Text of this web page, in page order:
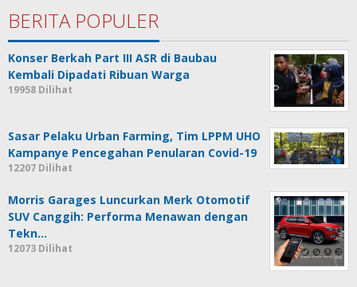
BERITA POPULER
Konser Berkah Part III ASR di Baubau
Kembali Dipadati Ribuan Warga
19958 Dilihat
Sasar Pelaku Urban Farming, Tim LPPM UHO
Kampanye Pencegahan Penularan Covid-19
12207 Dilihat
Morris Garages Luncurkan Merk Otomotif
SUV Canggih: Performa Menawan dengan
Tekn…
12073 Dilihat